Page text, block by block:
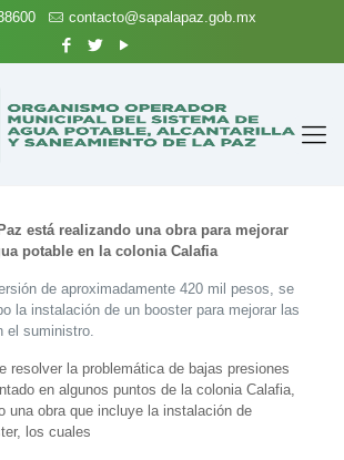
contacto@sapalapaz.gob.mx
está realizando una obra para mejorar
potable en la colonia Calafia
de aproximadamente 420 mil pesos, se
la instalación de un booster para mejorar las
el suministro.
resolver la problemática de bajas presiones
en algunos puntos de la colonia Calafia,
una obra que incluye la instalación de
los cuales